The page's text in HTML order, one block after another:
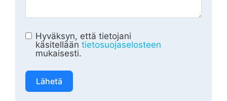
Hyväksyn, että tietojani
käsitellään tietosuojaselosteen
mukaisesti.
Lähetä